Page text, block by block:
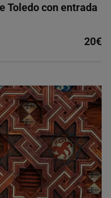
Toledo con entrada
20€